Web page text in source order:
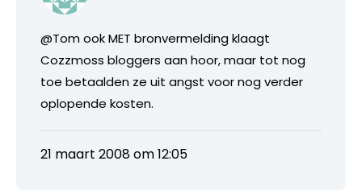
@Tom ook MET bronvermelding klaagt
Cozzmoss bloggers aan hoor, maar tot nog
toe betaalden ze uit angst voor nog verder
oplopende kosten.
21 maart 2008 om 12:05